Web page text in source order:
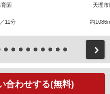
園
11分
天理
約
合わせする(無料)